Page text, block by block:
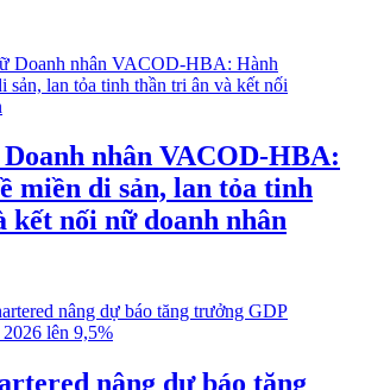
nhân VACOD-HBA:
miền di sản, lan tỏa tinh
kết nối nữ doanh nhân
nâng dự báo tăng